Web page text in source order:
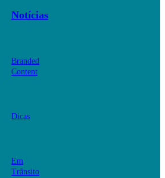
Notícias
Branded
Content
Dicas
Em
Trânsito